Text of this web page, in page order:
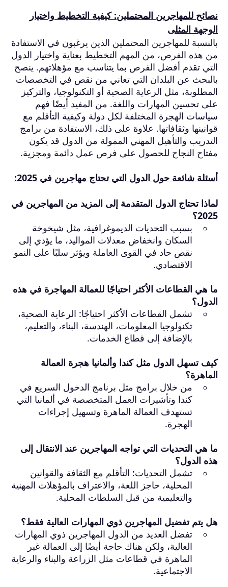
نصائح للمهاجرين المحتملين: كيفية التخطيط واختيار
الوجهة المثلى
بالنسبة للمهاجرين المحتملين الذين يرغبون في الاستفادة
من هذه الفرص، من المهم التخطيط بعناية واختيار الدول
التي تقدم أفضل الفرص بما يتناسب مع مؤهلاتهم. ينصح
بالبحث عن البلدان التي تعاني من نقص في التخصصات
المطلوبة، مثل الرعاية الصحية أو التكنولوجيا، والتركيز
على تحسين المهارات واللغة. من المفيد أيضًا فهم
سياسات الهجرة المختلفة لكل دولة وكيفية التأقلم مع
قوانينها وثقافاتها. علاوة على ذلك، الاستفادة من برامج
التدريب والتأهيل المهني الممولة من الدول قد يكون
مفتاح النجاح للحصول على فرص عمل دائمة ومجزية.
أسئلة شائعة حول الدول التي تحتاج مهاجرين في 2025:
لماذا تحتاج الدول المتقدمة إلى المزيد من المهاجرين في
2025؟
بسبب التحديات الديموغرافية، مثل شيخوخة
السكان وانخفاض معدلات المواليد، ما يؤدي إلى
نقص حاد في القوى العاملة ويؤثر سلبًا على النمو
الاقتصادي.
ما هي القطاعات الأكثر احتياجًا للعمالة المهاجرة في هذه
الدول؟
تشمل القطاعات الأكثر احتياجًا: الرعاية الصحية،
تكنولوجيا المعلومات، الهندسة، البناء، والتعليم،
بالإضافة إلى قطاع الخدمات.
كيف تسهل الدول مثل كندا وألمانيا هجرة العمالة
الماهرة؟
من خلال برامج مثل برنامج الدخول السريع في
كندا وتأشيرات العمل المتخصصة في ألمانيا التي
تستهدف العمالة الماهرة وتسهيل إجراءات
الهجرة.
ما هي التحديات التي تواجه المهاجرين عند الانتقال إلى
هذه الدول؟
تشمل التحديات: التأقلم مع الثقافة والقوانين
المحلية، حاجز اللغة، والاعتراف بالمؤهلات المهنية
والتعليمية من قبل السلطات المحلية.
هل يتم تفضيل المهاجرين ذوي المهارات العالية فقط؟
تفضل العديد من الدول المهاجرين ذوي المهارات
العالية، ولكن هناك حاجة أيضًا إلى العمالة غير
الماهرة في قطاعات مثل الزراعة والبناء والرعاية
الاجتماعية.